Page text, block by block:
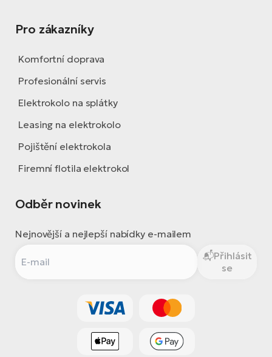
Pro zákazníky
Komfortní doprava
Profesionální servis
Elektrokolo na splátky
Leasing na elektrokolo
Pojištění elektrokola
Firemní flotila elektrokol
Odběr novinek
Nejnovější a nejlepší nabídky e-mailem
Přihlásit
se